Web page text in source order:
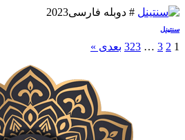
# دوبله فارسی2023
سنتینل
1
2
3
…
323 بعدی »